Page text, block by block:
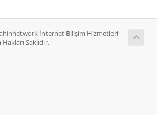
İnternet Bilişim Hizmetleri
Saklıdır.